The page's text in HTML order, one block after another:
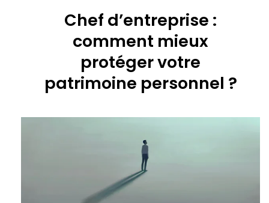
Chef d’entreprise :
comment mieux
protéger votre
patrimoine personnel ?